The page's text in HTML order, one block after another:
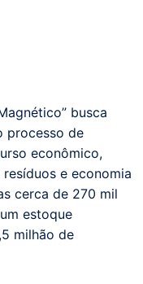
busca
processo de
econômico,
e economia
cerca de 270 mil
estoque
milhão de